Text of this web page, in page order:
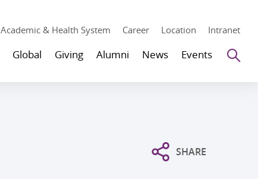
Academic & Health System Career Location Intranet
Global Giving Alumni News Events
SHARE